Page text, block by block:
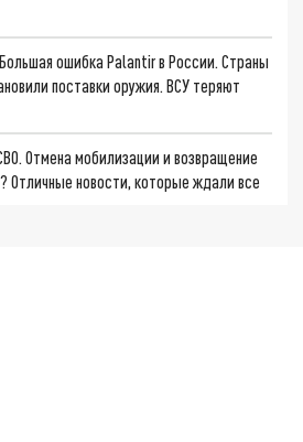
ошибка Palantir в России. Страны
поставки оружия. ВСУ теряют
Отмена мобилизации и возвращение
Отличные новости, которые ждали все